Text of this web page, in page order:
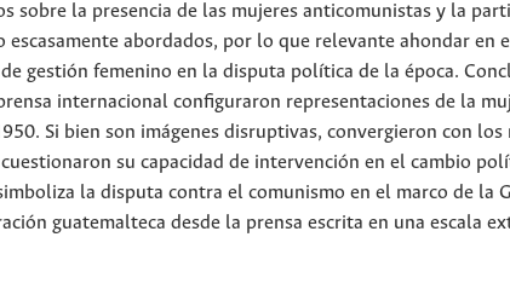
sobre la presencia de las mujeres anticomunistas y la
abordados, por lo que relevante ahondar en
gestión femenino en la disputa política de la época.
internacional configuraron representaciones de la
Si bien son imágenes disruptivas, convergieron con
su capacidad de intervención en el cambio
la disputa contra el comunismo en el marco de la
guatemalteca desde la prensa escrita en una escala